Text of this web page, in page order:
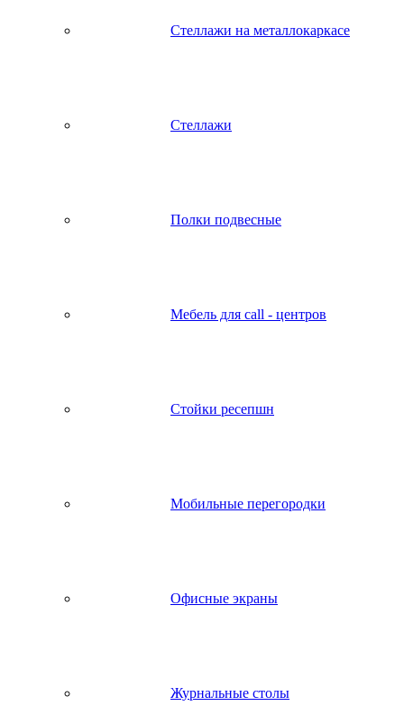
Стеллажи на металлокаркасе
Стеллажи
Полки подвесные
Мебель для call - центров
Стойки ресепшн
Мобильные перегородки
Офисные экраны
Журнальные столы